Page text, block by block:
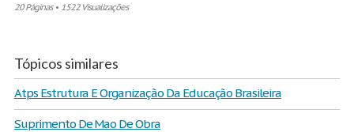
20 Páginas• 1522 Visualizações
Tópicos similares
Atps Estrutura E Organização Da Educação Brasileira
Suprimento De Mao De Obra